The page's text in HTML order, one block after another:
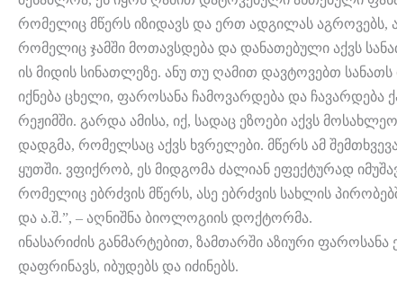
რომელიც მწერს იზიდავს და ერთ ადგილას აგროვებს,
რომელიც ჯამში მოთავსდება და დანათებული აქვს
ის მიდის სინათლეზე. ანუ თუ ღამით დავტოვებთ
იქნება ცხელი, ფაროსანა ჩამოვარდება და ჩავარდება
რეჟიმში. გარდა ამისა, იქ, სადაც ეზოები აქვს
დადგმა, რომელსაც აქვს ხვრელები. მწერს ამ
ყუთში. ვფიქრობ, ეს მიდგომა ძალიან ეფექტურად
რომელიც ებრძვის მწერს, ასე ებრძვის სახლის
და ა.შ.”, – აღნიშნა ბიოლოგიის დოქტორმა.
ინასარიძის განმარტებით, ზამთარში აზიური
დაფრინავს, იბუდებს და იძინებს.